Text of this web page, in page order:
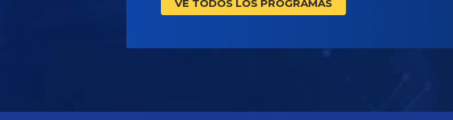
VE TODOS LOS PROGRAMAS